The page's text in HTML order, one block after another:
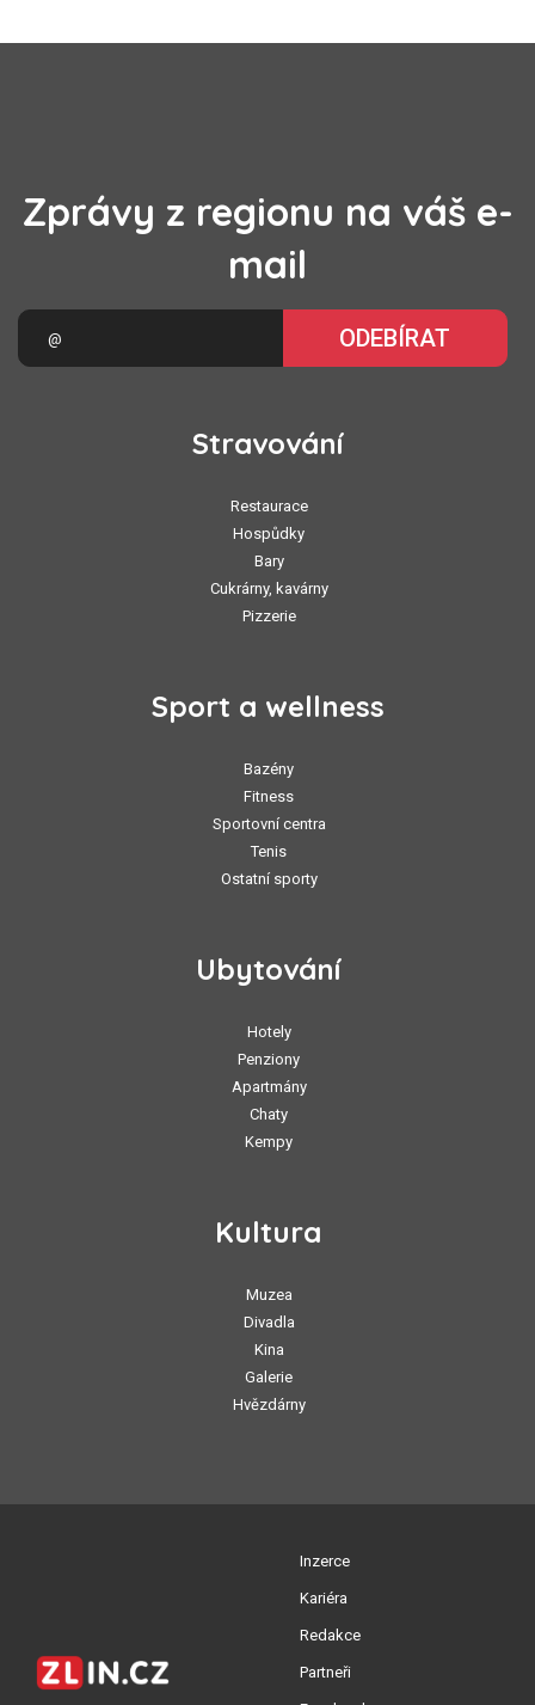
Zprávy z regionu na váš e-
mail
ODEBÍRAT
Stravování
Restaurace
Hospůdky
Bary
Cukrárny, kavárny
Pizzerie
Sport a wellness
Bazény
Fitness
Sportovní centra
Tenis
Ostatní sporty
Ubytování
Hotely
Penziony
Apartmány
Chaty
Kempy
Kultura
Muzea
Divadla
Kina
Galerie
Hvězdárny
Inzerce
Kariéra
Redakce
Partneři